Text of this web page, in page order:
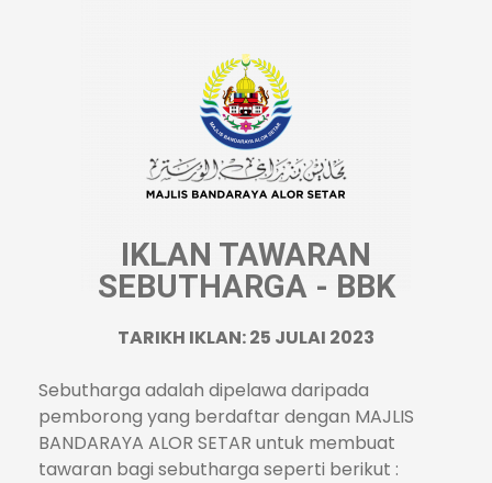
IKLAN TAWARAN
SEBUTHARGA - BBK
TARIKH IKLAN: 25 JULAI 2023
Sebutharga adalah dipelawa daripada
pemborong yang berdaftar dengan MAJLIS
BANDARAYA ALOR SETAR untuk membuat
tawaran bagi sebutharga seperti berikut :